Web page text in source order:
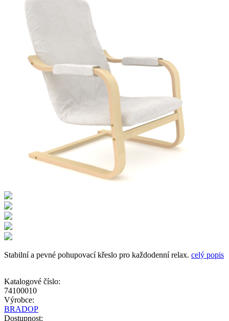
Stabilní a pevné pohupovací křeslo pro každodenní relax. celý popis
Katalogové číslo:
74100010
Výrobce:
BRADOP
Dostupnost: